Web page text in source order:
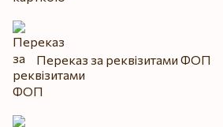
Переказ за реквізитами ФОП